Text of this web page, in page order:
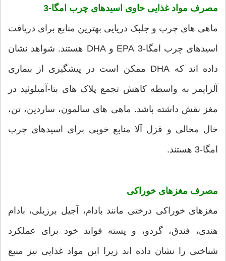
مصرف مواد غذایی حاوی اسیدهای چرب امگا-3
ماهی های چرب و جلبک دریایی بهترین منابع برای دریافت
اسیدهای چرب امگا-3 EPA و DHA هستند. شواهد نشان
داده اند که DHA ممکن است در پیشگیری از بیماری
آلزایمر به واسطه کاهش تجمع پلاک های بتا-آمیلوئید در
مغز نقش داشته باشد. ماهی های سالمون، ساردین، تن،
خال مخالی و قزل آلا منابع خوبی برای اسیدهای چرب
امگا-3 هستند.
مصرف مغزهای خوراکی
مغزهای خوراکی درختی مانند بادام، آجیل برزیلی، بادام
هندی، فندق، گردو، و پسته فواید خود برای عملکرد
شناختی را نشان داده اند زیرا این مواد غذایی نیز منبع